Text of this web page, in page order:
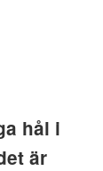
hål i
är